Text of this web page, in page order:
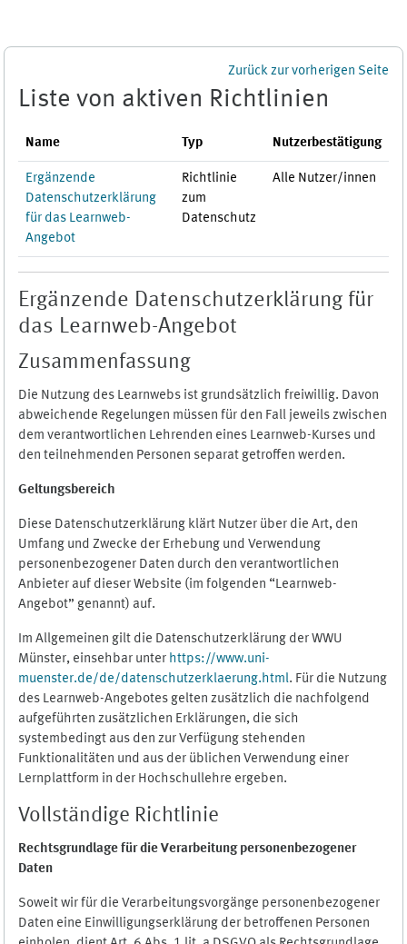
Zurück zur vorherigen Seite
Liste von aktiven Richtlinien
Name Typ Nutzerbestätigung
Ergänzende
Datenschutzerklärung
für das Learnweb-
Angebot
Richtlinie
zum
Datenschutz
Alle Nutzer/innen
Ergänzende Datenschutzerklärung für
das Learnweb-Angebot
Zusammenfassung
Die Nutzung des Learnwebs ist grundsätzlich freiwillig. Davon
abweichende Regelungen müssen für den Fall jeweils zwischen
dem verantwortlichen Lehrenden eines Learnweb-Kurses und
den teilnehmenden Personen separat getroffen werden.
Geltungsbereich
Diese Datenschutzerklärung klärt Nutzer über die Art, den
Umfang und Zwecke der Erhebung und Verwendung
personenbezogener Daten durch den verantwortlichen
Anbieter auf dieser Website (im folgenden “Learnweb-
Angebot” genannt) auf.
Im Allgemeinen gilt die Datenschutzerklärung der WWU
Münster, einsehbar unter https://www.uni-
muenster.de/de/datenschutzerklaerung.html. Für die Nutzung
des Learnweb-Angebotes gelten zusätzlich die nachfolgend
aufgeführten zusätzlichen Erklärungen, die sich
systembedingt aus den zur Verfügung stehenden
Funktionalitäten und aus der üblichen Verwendung einer
Lernplattform in der Hochschullehre ergeben.
Vollständige Richtlinie
Rechtsgrundlage für die Verarbeitung personenbezogener
Daten
Soweit wir für die Verarbeitungsvorgänge personenbezogener
Daten eine Einwilligungserklärung der betroffenen Personen